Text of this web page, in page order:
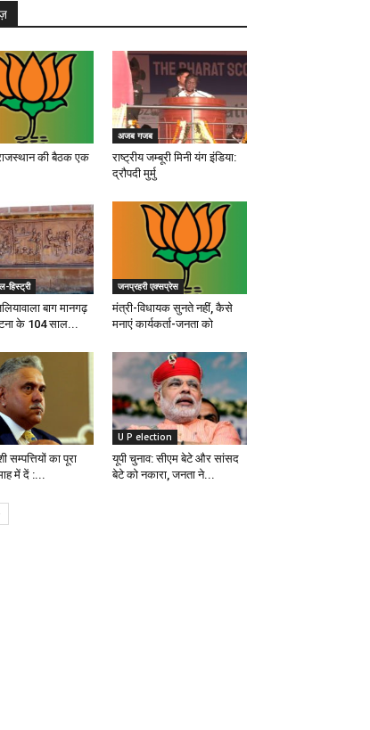
राजस्थान की बैठक एक
अजब गजब
राष्ट्रीय जम्बूरी मिनी यंग इंडिया:
द्रौपदी मुर्मु
हिस्ट्री
बाग मानगढ़
के 104 साल...
जनप्रहरी एक्सप्रेस
मंत्री-विधायक सुनते नहीं, कैसे
मनाएं कार्यकर्ता-जनता को
सम्पत्तियों का पूरा
में दें :...
U P election
यूपी चुनाव: सीएम बेटे और सांसद
बेटे को नकारा, जनता ने...